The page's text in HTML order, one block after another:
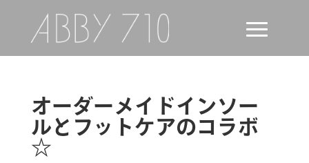
オーダーメイドインソー
ルとフットケアのコラボ
☆